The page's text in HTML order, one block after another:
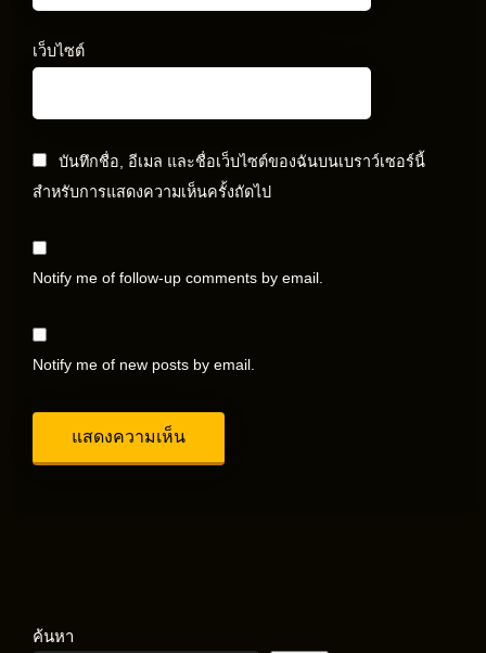
เว็บไซต์
บันทึกชื่อ, อีเมล และชื่อเว็บไซต์ของฉันบนเบราว์เซอร์นี้
สำหรับการแสดงความเห็นครั้งถัดไป
Notify me of follow-up comments by email.
Notify me of new posts by email.
ค้นหา